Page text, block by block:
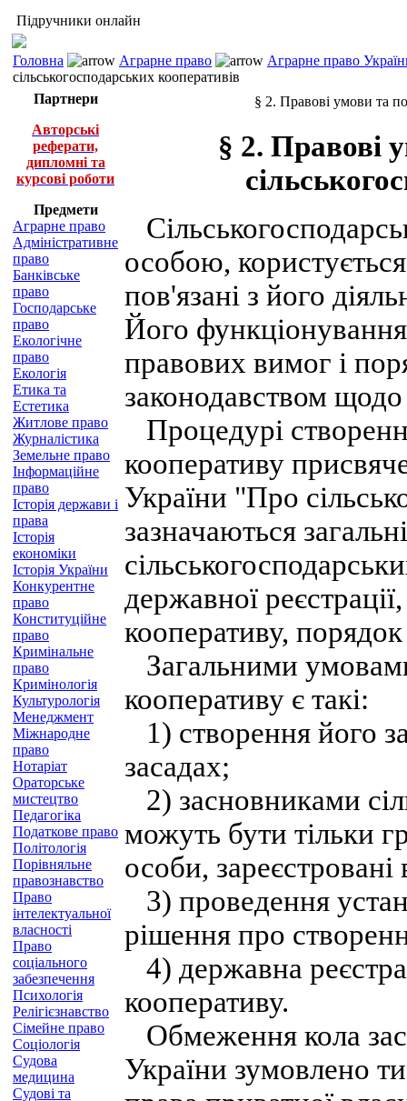
Підручники онлайн
Головна Аграрне право
Аграрне право
сільськогосподарських кооперативів
Партнери
Авторські
реферати,
дипломні та
курсові роботи
Предмети
Аграрне право
Адміністративне
право
Банківське
право
Господарське
право
Екологічне
право
Екологія
Етика та
Естетика
Житлове право
Журналістика
Земельне право
Інформаційне
право
Історія держави і
права
Історія
економіки
Історія України
Конкурентне
право
Конституційне
право
Кримінальне
право
Кримінологія
Культурологія
Менеджмент
Міжнародне
право
Нотаріат
Ораторське
мистецтво
Педагогіка
Податкове право
Політологія
Порівняльне
правознавство
Право
інтелектуальної
власності
Право
соціального
забезпечення
Психологія
Релігієзнавство
Сімейне право
Соціологія
Судова
медицина
Судові та
§ 2. Правові умови та
§ 2. Правові
особою,
пов'язані з його
Його
правових вимог і
законодавством
Процедурі
кооперативу
України "Про
зазначаються
державної
кооперативу,
Загальними
кооперативу є такі:
1) створення його
засадах;
2) засновниками
можуть бути тільки
особи, зареєстровані
3) проведення
рішення про
4) державна
кооперативу.
Обмеження кола
України зумовлено